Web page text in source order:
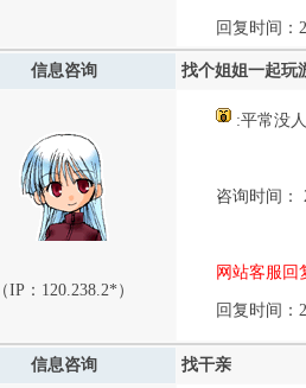
回复时间：
信息咨询 找个姐姐一起玩
（IP： 120.238.2* ）
:平常没
咨询时间：
网站客服回
回复时间：
信息咨询 找干亲